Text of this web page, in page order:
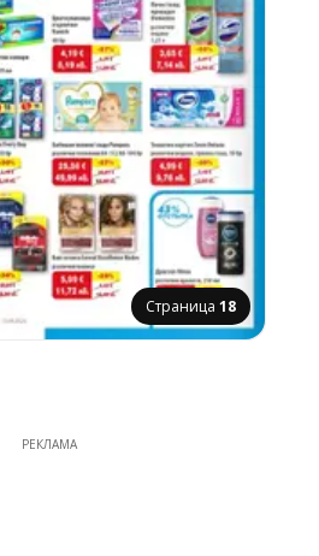
Страница 18
РЕКЛАМА